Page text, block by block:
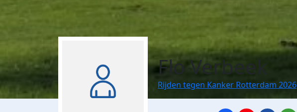
Flo Verbeek
Rijden tegen Kanker Rotterdam 2026